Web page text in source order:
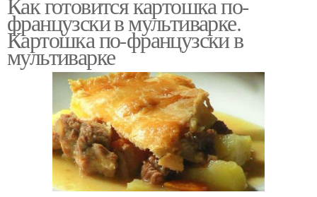
французски в мультиварке.
Картошка по-французски в
мультиварке